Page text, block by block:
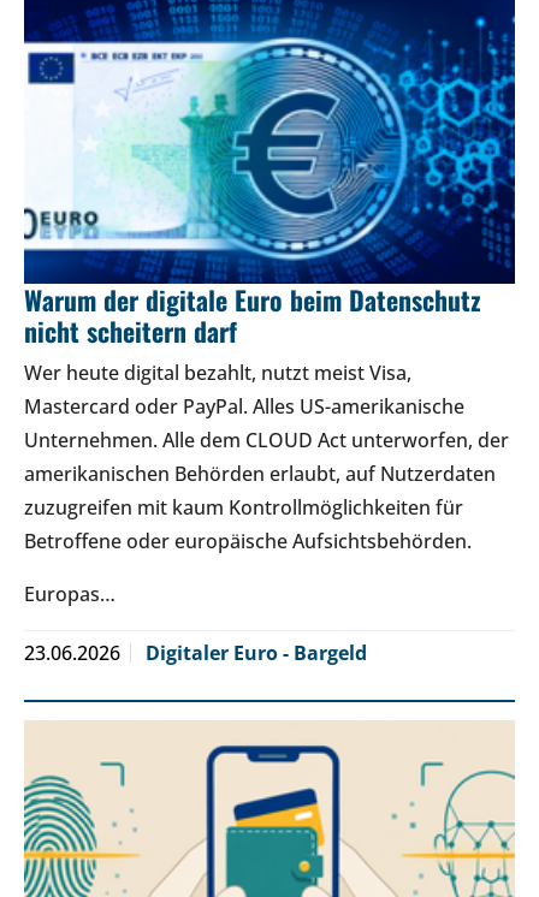
Warum der digitale Euro beim Datenschutz
nicht scheitern darf
Wer heute digital bezahlt, nutzt meist Visa,
Mastercard oder PayPal. Alles US-amerikanische
Unternehmen. Alle dem CLOUD Act unterworfen, der
amerikanischen Behörden erlaubt, auf Nutzerdaten
zuzugreifen mit kaum Kontrollmöglichkeiten für
Betroffene oder europäische Aufsichtsbehörden.
Europas…
23.06.2026 Digitaler Euro - Bargeld